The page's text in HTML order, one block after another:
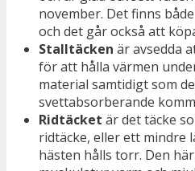
november. Det finns
och det går också att
Stalltäcken är avsedda
för att hålla värmen
material samtidigt som
svettabsorberande
Ridtäcket är det täcke
ridtäcke, eller ett mindre
hästen hålls torr. Den